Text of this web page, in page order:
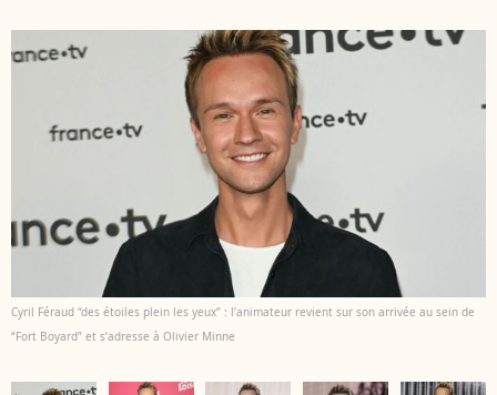
Cyril Féraud “des étoiles plein les yeux” : l’animateur revient sur son arrivée au sein de
“Fort Boyard” et s’adresse à Olivier Minne